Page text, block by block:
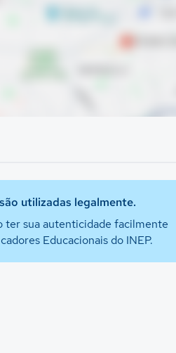
utilizadas legalmente.
ter sua autenticidade facilmente
Educacionais do INEP.